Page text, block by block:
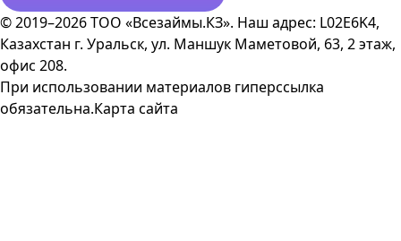
© 2019–2026 ТОО «Всезаймы.КЗ». Наш адрес: L02E6K4,
Казахстан г. Уральск, ул. Маншук Маметовой, 63, 2 этаж,
офис 208.
При использовании материалов гиперссылка
обязательна.Карта сайта